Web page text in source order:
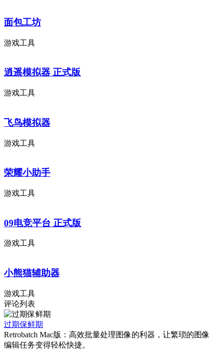
面包工坊
游戏工具
逍遥模拟器 正式版
游戏工具
飞鸟模拟器
游戏工具
荣耀小助手
游戏工具
09电竞平台 正式版
游戏工具
小熊猫辅助器
游戏工具
评论列表
过期保鲜期
Retrobatch Mac版：高效批量处理图像的利器，让繁琐的图像
编辑任务变得轻松快捷。